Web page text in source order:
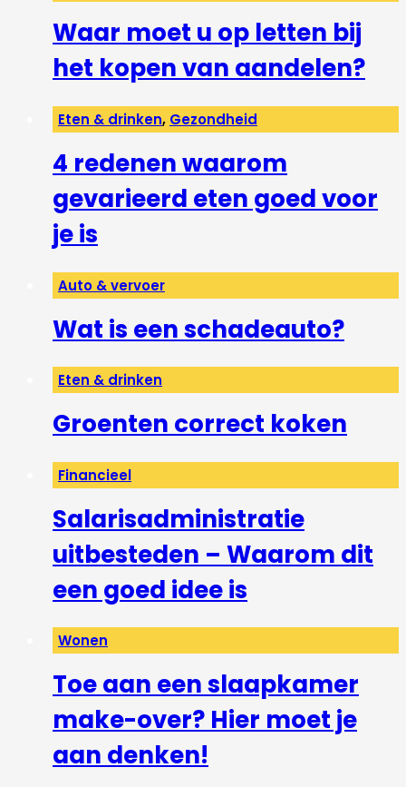
Waar moet u op letten bij
het kopen van aandelen?
Eten & drinken, Gezondheid
4 redenen waarom
gevarieerd eten goed voor
je is
Auto & vervoer
Wat is een schadeauto?
Eten & drinken
Groenten correct koken
Financieel
Salarisadministratie
uitbesteden – Waarom dit
een goed idee is
Wonen
Toe aan een slaapkamer
make-over? Hier moet je
aan denken!